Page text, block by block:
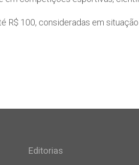
R$ 100, consideradas em
Editorias